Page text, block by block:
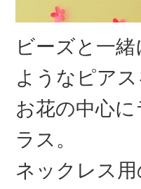
ビーズと一
ようなピアス
お花の中心
ラス。
ネックレス